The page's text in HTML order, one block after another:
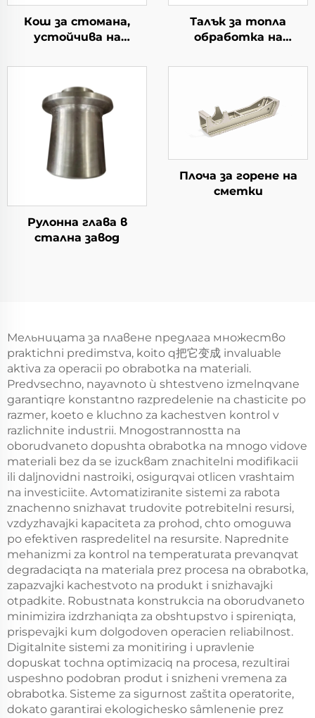
Кош за стомана,
устойчива на
Талък за топла
обработка на
Рулонна глава в
стална завод
Плоча за горене на
сметки
Мельницата за плавене предлага множество
praktichni predimstva, koito q把它变成 invaluable
aktiva za operacii po obrabotka na materiali.
Predvsechno, nayavnoto ѝ shtestveno izmelnqvane
garantiqre konstantno razpredelenie na chasticite po
razmer, koeto e kluchno za kachestven kontrol v
razlichnite industrii. Mnogostrannostta na
oborudvaneto dopushta obrabotka na mnogo vidove
materiali bez da se izискват znachitelni modifikacii
ili daljnovidni nastroiki, osigurqvai otlicen vrashtaim
na investiciite. Avtomatiziranite sistemi za rabota
znachenno snizhavat trudovite potrebitelni resursi,
vzdyzhavajki kapaciteta za prohod, chto omoguwa
po efektiven raspredelitel na resursite. Naprednite
mehanizmi za kontrol na temperaturata prevanqvat
degradaciqta na materiala prez procesa na obrabotka,
zapazvajki kachestvoto na produkt i snizhavajki
otpadkite. Robustnata konstrukcia na oborudvaneto
minimizira izdrzhaniqta za obshtupstvo i spireniqta,
prispevajki kum dolgodoven operacien reliabilnost.
Digitalnite sistemi za monitiring i upravlenie
dopuskat tochna optimizaciq na procesa, rezultirai
uspeshno podobran produt i snizheni vremena za
obrabotka. Sisteme za sigurnost zaštita operatorite,
dokato garantirai ekologichesko sâmlenenie prez